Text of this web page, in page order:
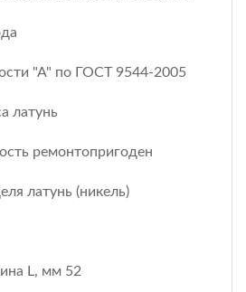
"А" по ГОСТ 9544-2005
латунь
ремонтопригоден
латунь (никель)
L, мм 52